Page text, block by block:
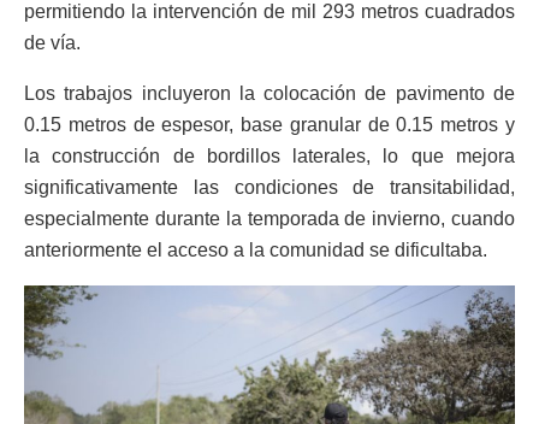
permitiendo la intervención de mil 293 metros cuadrados
de vía.
Los trabajos incluyeron la colocación de pavimento de
0.15 metros de espesor, base granular de 0.15 metros y
la construcción de bordillos laterales, lo que mejora
significativamente las condiciones de transitabilidad,
especialmente durante la temporada de invierno, cuando
anteriormente el acceso a la comunidad se dificultaba.